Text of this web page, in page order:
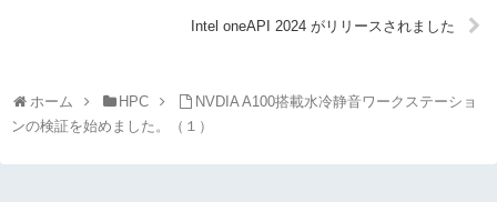
Intel oneAPI 2024 がリリースされました
ホーム HPC
NVDIA A100搭載水冷静音ワークステーショ
ンの検証を始めました。（１）